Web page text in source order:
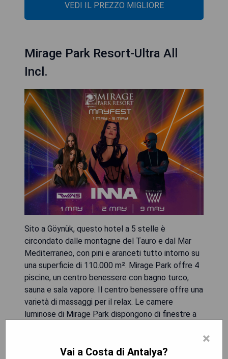
VEDI IL PREZZO MIGLIORE
Mirage Park Resort-Ultra All
Incl.
Sito a Göynük, questo hotel a 5 stelle è
circondato dalle montagne del Tauro e dal Mar
Mediterraneo, con pini e aranceti tutto intorno su
una superficie di 110.000 m². Mirage Park offre 4
piscine, un centro benessere con bagno turco,
sauna e sala vapore. Il centro benessere offre una
varietà di massaggi per il relax. Le camere
luminose di Mirage Park dispongono di finestre a
rifornito giornalmente, balcone o terrazza e bagno
×
Vai a Costa di Antalya?